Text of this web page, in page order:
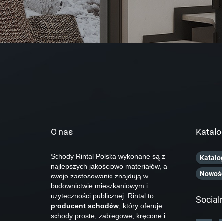
O nas
Schody Rintal Polska wykonane są z
najlepszych jakościowo materiałów, a
swoje zastosowanie znajdują w
budownictwie mieszkaniowym i
użyteczności publicznej. Rintal to
producent schodów , który oferuje
schody proste, zabiegowe, kręcone i